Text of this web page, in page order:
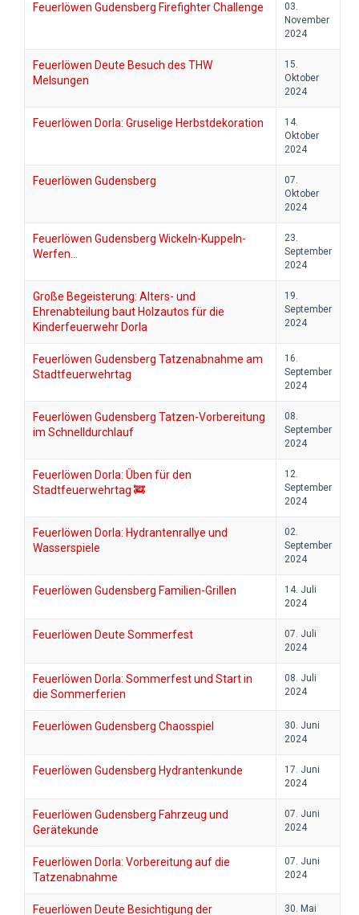
Feuerlöwen Gudensberg Firefighter Challenge
03.
November
2024
Feuerlöwen Deute Besuch des THW
Melsungen
15.
Oktober
2024
Feuerlöwen Dorla: Gruselige Herbstdekoration
14.
Oktober
2024
Feuerlöwen Gudensberg
07.
Oktober
2024
Feuerlöwen Gudensberg Wickeln-Kuppeln-
Werfen…
23.
September
2024
Große Begeisterung: Alters- und
Ehrenabteilung baut Holzautos für die
Kinderfeuerwehr Dorla
19.
September
2024
Feuerlöwen Gudensberg Tatzenabnahme am
Stadtfeuerwehrtag
16.
September
2024
Feuerlöwen Gudensberg Tatzen-Vorbereitung
im Schnelldurchlauf
08.
September
2024
Feuerlöwen Dorla: Üben für den
Stadtfeuerwehrtag 🚒
12.
September
2024
Feuerlöwen Dorla: Hydrantenrallye und
Wasserspiele
02.
September
2024
Feuerlöwen Gudensberg Familien-Grillen
14. Juli
2024
Feuerlöwen Deute Sommerfest
07. Juli
2024
Feuerlöwen Dorla: Sommerfest und Start in
die Sommerferien
08. Juli
2024
Feuerlöwen Gudensberg Chaosspiel
30. Juni
2024
Feuerlöwen Gudensberg Hydrantenkunde
17. Juni
2024
Feuerlöwen Gudensberg Fahrzeug und
Gerätekunde
07. Juni
2024
Feuerlöwen Dorla: Vorbereitung auf die
Tatzenabnahme
07. Juni
2024
Feuerlöwen Deute Besichtigung der 30. Mai